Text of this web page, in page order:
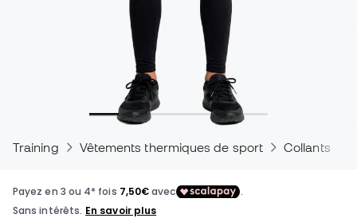
Training Vêtements thermiques de sport Collants